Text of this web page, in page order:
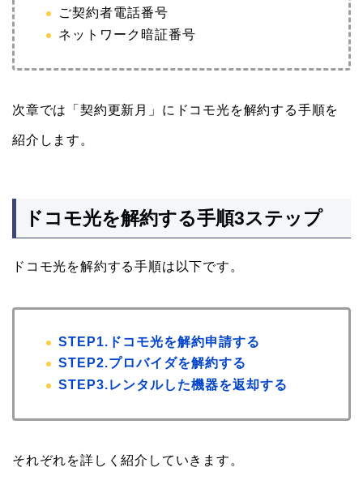
ご契約者電話番号
ネットワーク暗証番号
次章では「契約更新月」にドコモ光を解約する手順を
紹介します。
ドコモ光を解約する手順3ステップ
ドコモ光を解約する手順は以下です。
STEP1.ドコモ光を解約申請する
STEP2.プロバイダを解約する
STEP3.レンタルした機器を返却する
それぞれを詳しく紹介していきます。